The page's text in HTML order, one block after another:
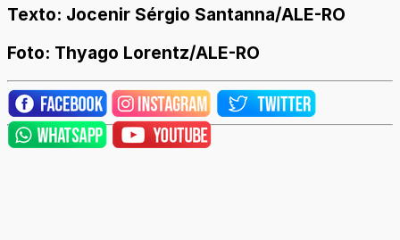
Texto: Jocenir Sérgio Santanna/ALE-RO
Foto: Thyago Lorentz/ALE-RO